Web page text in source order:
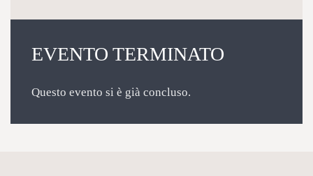
EVENTO TERMINATO
Questo evento si è già concluso.